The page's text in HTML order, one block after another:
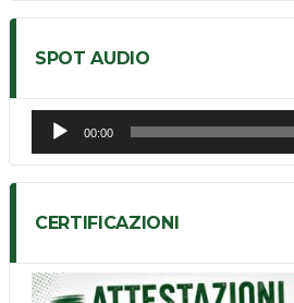
SPOT AUDIO
Audio
Player
00:00
CERTIFICAZIONI